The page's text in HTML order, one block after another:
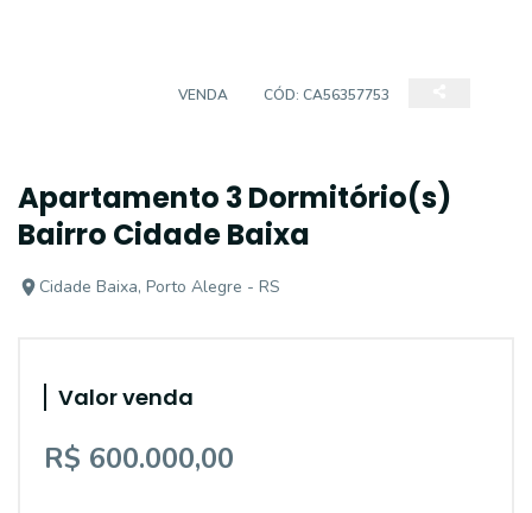
VENDA CÓD: CA56357753
Apartamento 3 Dormitório(s)
Bairro Cidade Baixa
Cidade Baixa, Porto Alegre - RS
Valor venda
R$ 600.000,00